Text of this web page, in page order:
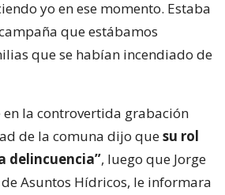
yo en ese momento. Estaba
que estábamos
que se habían incendiado de
en la controvertida grabación
de la comuna dijo quesu rol
delincuencia”, luego que Jorge
Asuntos Hídricos, le informara